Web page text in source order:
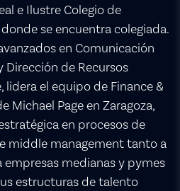
e Ilustre Colegio de
se encuentra colegiada.
en Comunicación
Dirección de Recursos
el equipo de Finance &
Michael Page en Zaragoza,
en procesos de
middle management tanto a
medianas y pymes
estructuras de talento